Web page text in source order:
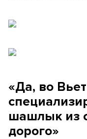
«Да, во
шашлык из
дорого»